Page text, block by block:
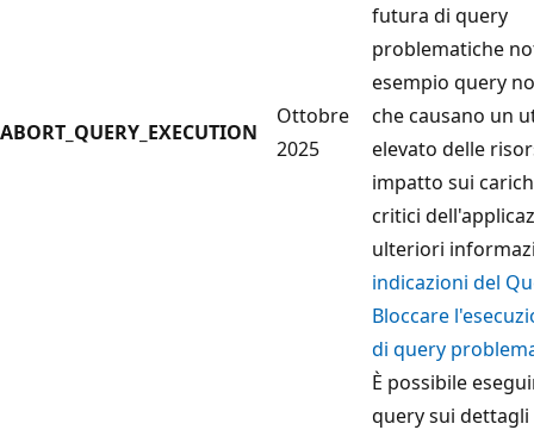
ABORT_QUERY_EXECUTION
Ottobre
2025
futura di query
problematiche
esempio query
che causano un
elevato delle
impatto sui
critici
ulteriori
indicazioni del
Bloccare
di query
È possibile
query sui dettagli